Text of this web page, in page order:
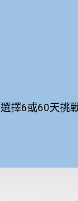
選擇6或60天挑